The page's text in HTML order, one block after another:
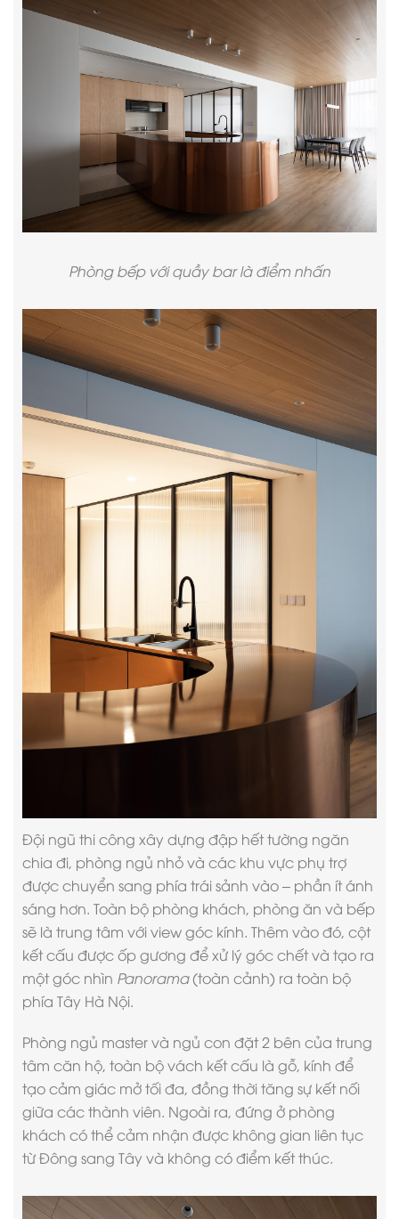
Phòng bếp với quầy bar là điểm nhấn
Đội ngũ thi công xây dựng đập hết tường ngăn
chia đi, phòng ngủ nhỏ và các khu vực phụ trợ
được chuyển sang phía trái sảnh vào – phần ít ánh
sáng hơn. Toàn bộ phòng khách, phòng ăn và bếp
sẽ là trung tâm với view góc kính. Thêm vào đó, cột
kết cấu được ốp gương để xử lý góc chết và tạo ra
một góc nhìn Panorama(toàn cảnh) ra toàn bộ
phía Tây Hà Nội.
Phòng ngủ mastervà ngủ con đặt 2 bên của trung
tâm căn hộ, toàn bộ vách kết cấu là gỗ, kính để
tạo cảm giác mở tối đa, đồng thời tăng sự kết nối
giữa các thành viên. Ngoài ra, đứng ở phòng
khách có thể cảm nhận được không gian liên tục
từ Đông sang Tây và không có điểm kết thúc.